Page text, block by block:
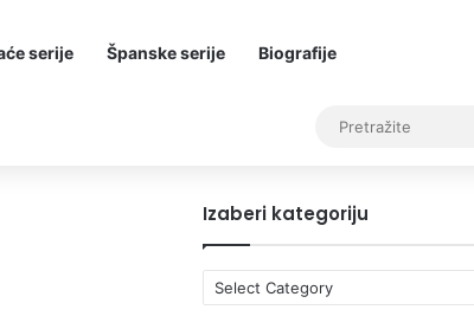
serije Španske serije Biografije
Izaberi kategoriju
Izaberi
kategoriju